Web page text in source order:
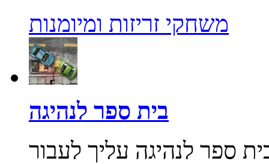
משחקי זריזות ומיומנות
בית ספר לנהיגה